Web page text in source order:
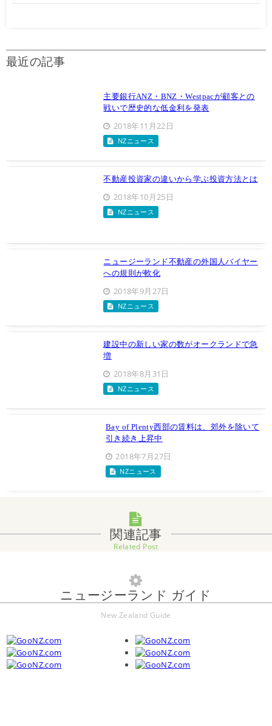
最近の記事
主要銀行ANZ・BNZ・Westpacが顧客との
戦いで歴史的な低金利を発表
2018年11月22日
NZニュース
不動産投資家の違いから学ぶ投資方法とは
2018年10月25日
NZニュース
ニュージーランド不動産の外国人バイヤー
への規則が軟化
2018年9月27日
NZニュース
建設中の新しい家の数がオークランドで急
増
2018年8月31日
NZニュース
Bay of Plenty西部の賃料は、郊外を除いて
引き続き上昇中
2018年7月27日
NZニュース
関連記事
Related Post
ニュージーランド ガイド
New Zealand Guide